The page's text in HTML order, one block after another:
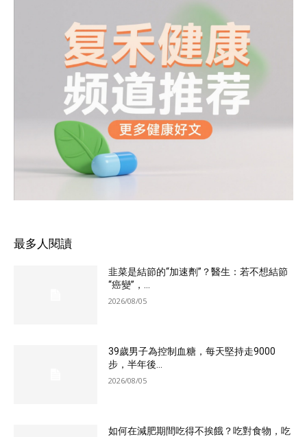
最多人閱讀
韭菜是結節的“加速劑”？醫生：若不想結節
“癌變”，...
2026/08/05
39歲男子為控制血糖，每天堅持走9000
步，半年後...
2026/08/05
如何在減肥期間吃得不挨餓？吃對食物，吃